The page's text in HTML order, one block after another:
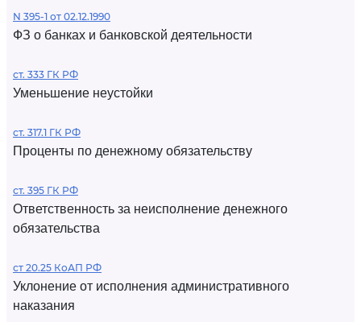
N 395-1 от 02.12.1990
ФЗ о банках и банковской деятельности
ст. 333 ГК РФ
Уменьшение неустойки
ст. 317.1 ГК РФ
Проценты по денежному обязательству
ст. 395 ГК РФ
Ответственность за неисполнение денежного
обязательства
ст 20.25 КоАП РФ
Уклонение от исполнения административного
наказания